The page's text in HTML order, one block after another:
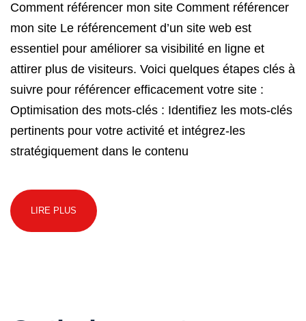
Comment référencer mon site Comment référencer
mon site Le référencement d’un site web est
essentiel pour améliorer sa visibilité en ligne et
attirer plus de visiteurs. Voici quelques étapes clés à
suivre pour référencer efficacement votre site :
Optimisation des mots-clés : Identifiez les mots-clés
pertinents pour votre activité et intégrez-les
stratégiquement dans le contenu
LIRE PLUS